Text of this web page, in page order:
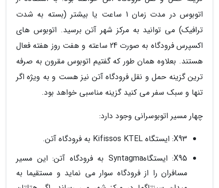
اتوبوس در مدت زمان 1 ساعت یا بیشتر (بسته به شدت
ترافیک) می توانید به مرکز شهر آتن برسید. اتوبوس های
اکسپرس فرودگاه به صورت 24 ساعته و هفت روز هفته فعال
هستند. بعلاوه همان طور که گفتیم اتوبوس مقرون به صرفه
ترین گزینه حمل و نقل فرودگاه آتن نیز هست و به ویژه اگر
تنها و سبک سفر می کنید گزینه مناسبی خواهد بود.
چهار مسیر اتوبوسرانی وجود دارد:
X93: ایستگاه Kifissos KTEL به فرودگاه آتن.
X95: ایستگاهSyntagma به فرودگاه آتن: این مسیر
مسافران را از فرودگاه سوار می نماید و مستقیما به